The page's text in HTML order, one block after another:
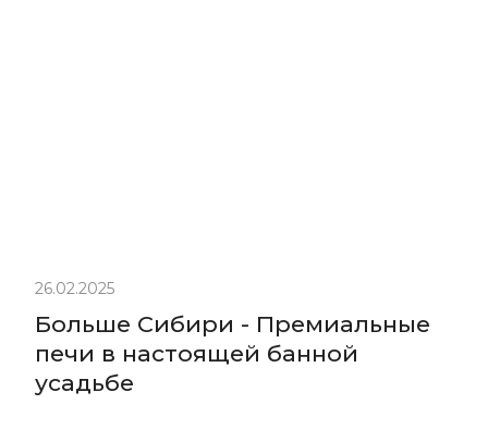
26.02.2025
Больше Сибири - Премиальные
печи в настоящей банной
усадьбе